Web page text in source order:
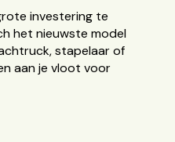
investering te
het nieuwste model
stapelaar of
aan je vloot voor